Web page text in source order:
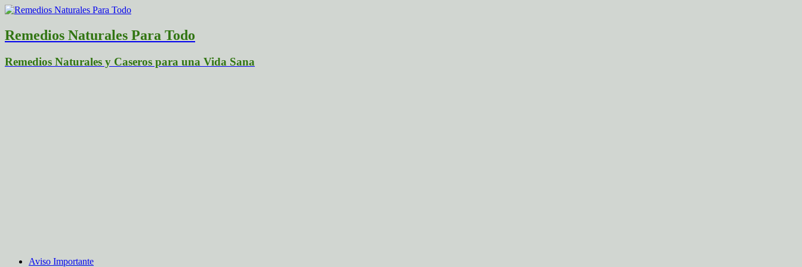
Remedios Naturales Para Todo
Remedios Naturales y Caseros para una Vida Sana
Aviso Importante